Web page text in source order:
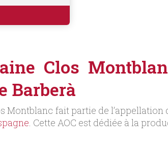
Clos
Barberà
Montblanc fait partie de l’appellation
. Cette AOC est dédiée à la